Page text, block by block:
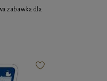
zabawka dla